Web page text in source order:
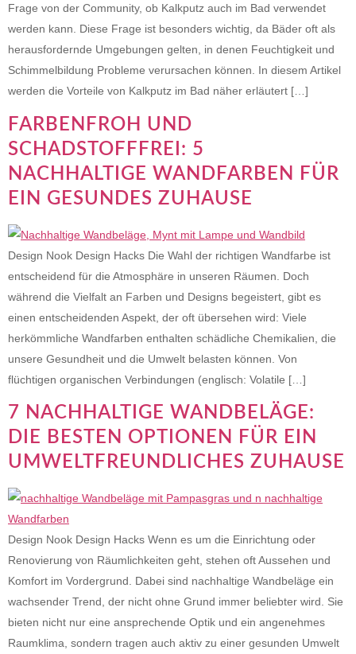
Frage von der Community, ob Kalkputz auch im Bad verwendet
werden kann. Diese Frage ist besonders wichtig, da Bäder oft als
herausfordernde Umgebungen gelten, in denen Feuchtigkeit und
Schimmelbildung Probleme verursachen können. In diesem Artikel
werden die Vorteile von Kalkputz im Bad näher erläutert […]
FARBENFROH UND
SCHADSTOFFFREI: 5
NACHHALTIGE WANDFARBEN FÜR
EIN GESUNDES ZUHAUSE
Design Nook Design Hacks Die Wahl der richtigen Wandfarbe ist
entscheidend für die Atmosphäre in unseren Räumen. Doch
während die Vielfalt an Farben und Designs begeistert, gibt es
einen entscheidenden Aspekt, der oft übersehen wird: Viele
herkömmliche Wandfarben enthalten schädliche Chemikalien, die
unsere Gesundheit und die Umwelt belasten können. Von
flüchtigen organischen Verbindungen (englisch: Volatile […]
7 NACHHALTIGE WANDBELÄGE:
DIE BESTEN OPTIONEN FÜR EIN
UMWELTFREUNDLICHES ZUHAUSE
Design Nook Design Hacks Wenn es um die Einrichtung oder
Renovierung von Räumlichkeiten geht, stehen oft Aussehen und
Komfort im Vordergrund. Dabei sind nachhaltige Wandbeläge ein
wachsender Trend, der nicht ohne Grund immer beliebter wird. Sie
bieten nicht nur eine ansprechende Optik und ein angenehmes
Raumklima, sondern tragen auch aktiv zu einer gesunden Umwelt